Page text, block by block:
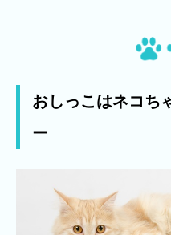
おしっこはネコち
ー